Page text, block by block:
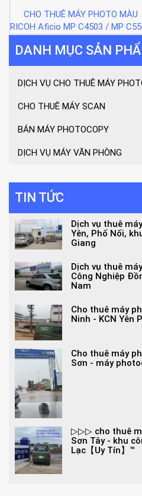
CHO THUÊ MÁY PHOTO MÀU
RICOH Aficio MP C4503 / MP
DANH MỤC SẢN
DỊCH VỤ CHO THUÊ MÁY
CHO THUÊ MÁY SCAN
BÁN MÁY PHOTOCOPY
DỊCH VỤ MÁY VĂN PHÒNG
TIN TỨC
Dịch vụ thuê
Yên, Phố Nối,
Giang
Dịch vụ thuê
Công Nghiệp
Nam
Cho thuê máy
Ninh - KCN Yên
Cho thuê máy
Sơn - máy
▷▷▷ cho thuê
Sơn Tây - khu
Lạc【Uy Tín】™